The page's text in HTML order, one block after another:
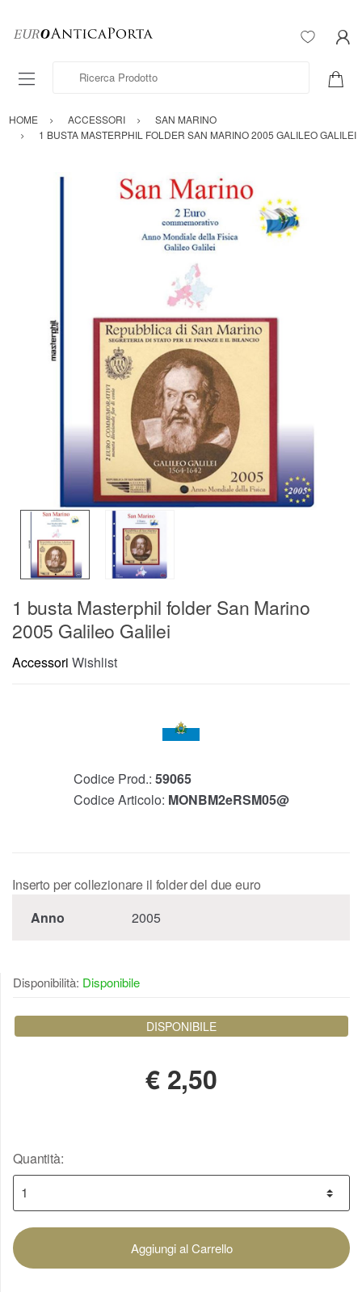
Ricerca Prodotto
HOME ACCESSORI
SAN MARINO
1 BUSTA MASTERPHIL FOLDER SAN MARINO 2005 GALILEO GALILEI
1 busta Masterphil folder San Marino
2005 Galileo Galilei
Accessori Wishlist
Codice Prod.: 59065
Codice Articolo: MONBM2eRSM05@
Inserto per collezionare il folder del due euro
Anno
2005
Disponibilità: Disponibile
DISPONIBILE
€ 2,50
Quantità:
Aggiungi al Carrello